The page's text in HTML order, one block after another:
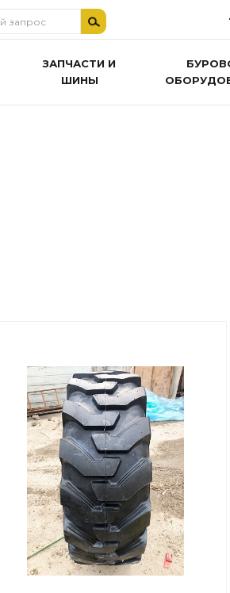
ЗАПЧАСТИ И
ШИНЫ